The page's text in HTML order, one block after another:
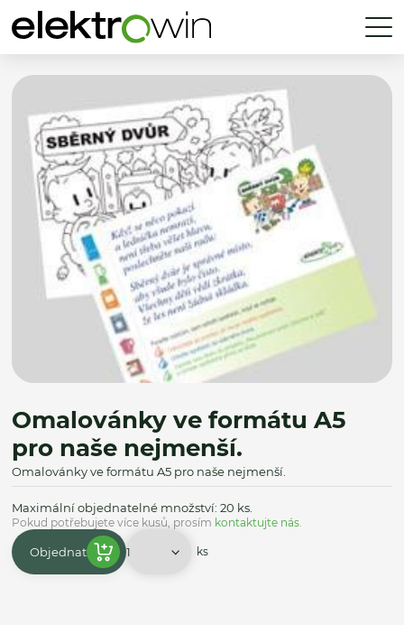
Omalovánky ve formátu A5
pro naše nejmenší.
Omalovánky ve formátu A5 pro naše nejmenší.
Maximální objednatelné množství: 20 ks.
Pokud potřebujete více kusů, prosím kontaktujte nás.
Objednat ks